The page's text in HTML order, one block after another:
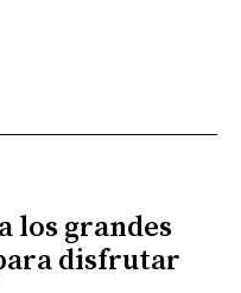
los grandes
disfrutar